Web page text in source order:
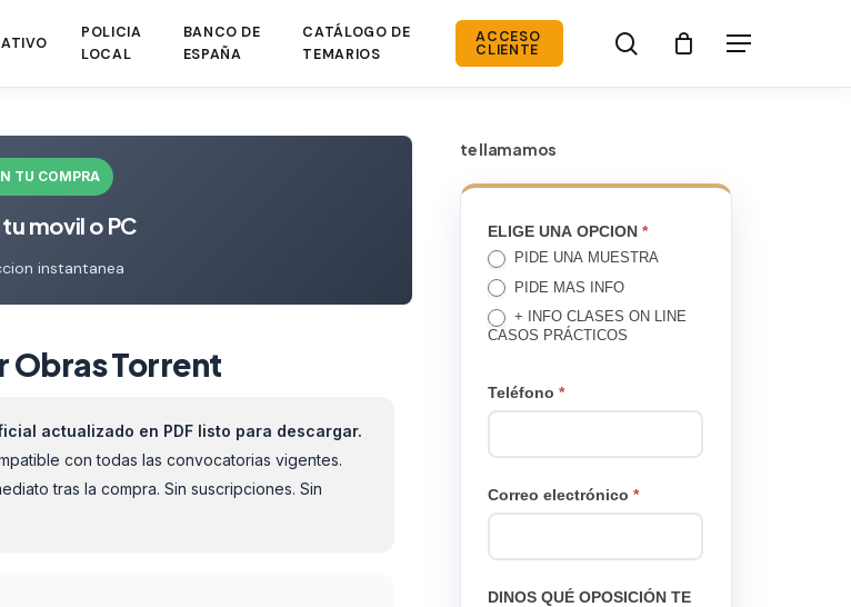
POLICIA
LOCAL
BANCO DE
ESPAÑA
CATÁLOGO DE
TEMARIOS
ACCESO
CLIENTE search Menú
TU COMPRA
movil o PC
instantanea
Obras Torrent
actualizado en PDF listo para descargar.
con todas las convocatorias vigentes.
tras la compra. Sin suscripciones. Sin
te llamamos
TE
LLAMAMOS
ELIGE UNA OPCION*
PIDE UNA MUESTRA
PIDE MAS INFO
+ INFO CLASES ON LINE
CASOS PRÁCTICOS
Teléfono*
Correo electrónico*
DINOS QUÉ OPOSICIÓN TE